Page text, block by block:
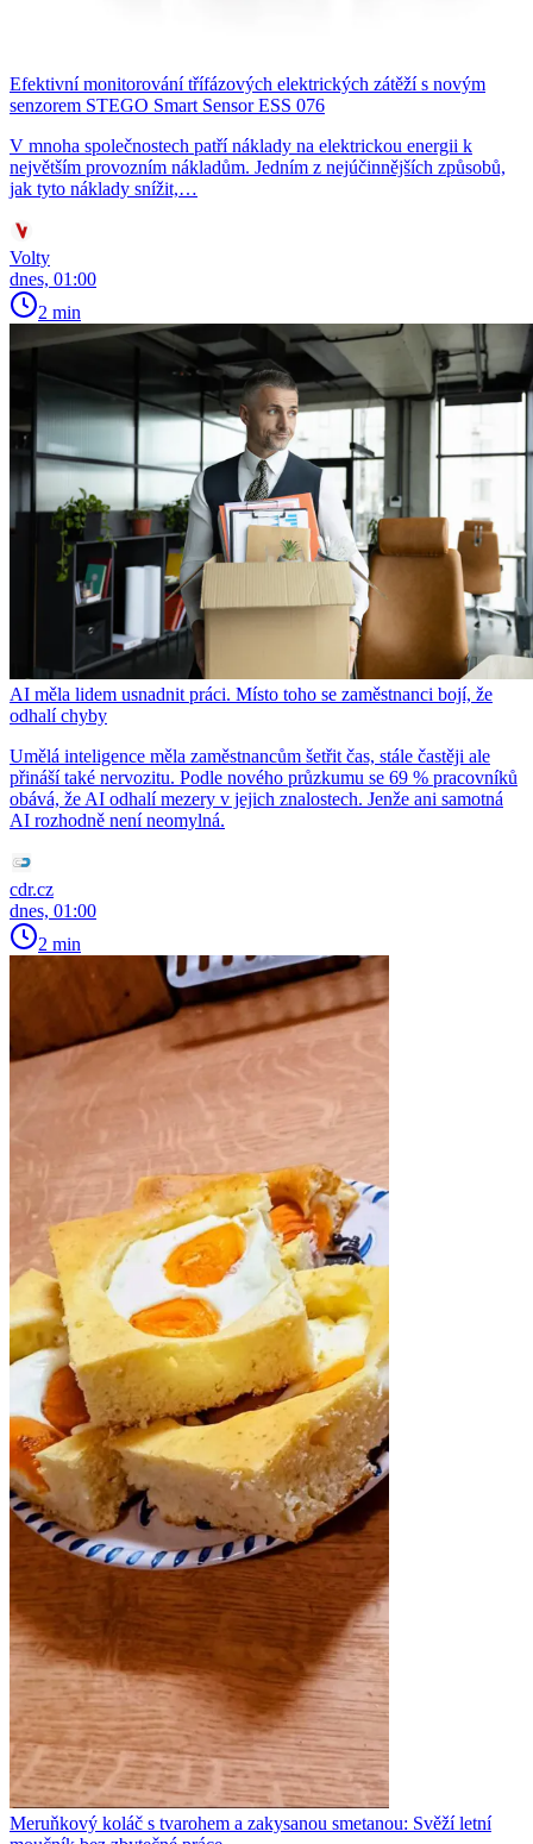
Efektivní monitorování třífázových elektrických zátěží s novým
senzorem STEGO Smart Sensor ESS 076
V mnoha společnostech patří náklady na elektrickou energii k
největším provozním nákladům. Jedním z nejúčinnějších způsobů,
jak tyto náklady snížit,…
Volty
dnes, 01:00
2 min
AI měla lidem usnadnit práci. Místo toho se zaměstnanci bojí, že
odhalí chyby
Umělá inteligence měla zaměstnancům šetřit čas, stále častěji ale
přináší také nervozitu. Podle nového průzkumu se 69 % pracovníků
obává, že AI odhalí mezery v jejich znalostech. Jenže ani samotná
AI rozhodně není neomylná.
cdr.cz
dnes, 01:00
2 min
Meruňkový koláč s tvarohem a zakysanou smetanou: Svěží letní